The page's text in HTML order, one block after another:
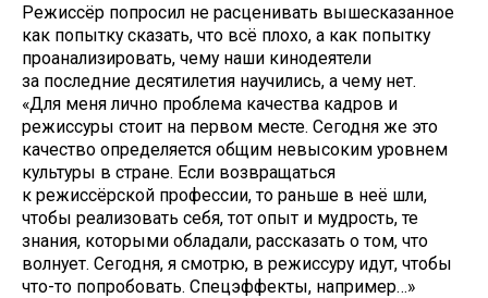
Режиссёр попросил не расценивать вышесказанное
как попытку сказать, что всё плохо, а как попытку
проанализировать, чему наши кинодеятели
за последние десятилетия научились, а чему нет.
«Для меня лично проблема качества кадров и
режиссуры стоит на первом месте. Сегодня же это
качество определяется общим невысоким уровнем
культуры в стране. Если возвращаться
к режиссёрской профессии, то раньше в неё шли,
чтобы реализовать себя, тот опыт и мудрость, те
знания, которыми обладали, рассказать о том, что
волнует. Сегодня, я смотрю, в режиссуру идут, чтобы
что-то попробовать. Спецэффекты, например…»